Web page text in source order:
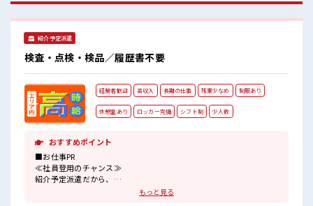
ンチ♪ 時間があれば昼寝もしちゃおう！ 残業はほとんどあり
ません！
紹介予定派遣
検査・点検・検品／履歴書不要
経験者歓迎 高収入 長期の仕事 残業少なめ 制服あり
休憩室あり ロッカー完備 シフト制 少人数
おすすめポイント
■お仕事PR
≪社員登用のチャンス≫
紹介予定派遣だから、
自分に職場が合うかお試しできるのがウレシイ☆
もっと見る